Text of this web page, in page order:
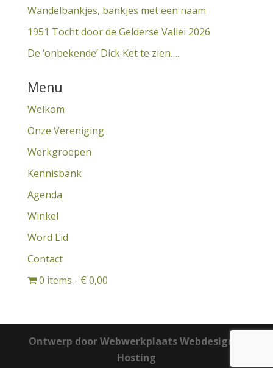
Wandelbankjes, bankjes met een naam
1951 Tocht door de Gelderse Vallei 2026
De ‘onbekende’ Dick Ket te zien….
Menu
Welkom
Onze Vereniging
Werkgroepen
Kennisbank
Agenda
Winkel
Word Lid
Contact
0 items
€ 0,00
Ontwerp door Webwerkplaats Webdesign &
Hosting